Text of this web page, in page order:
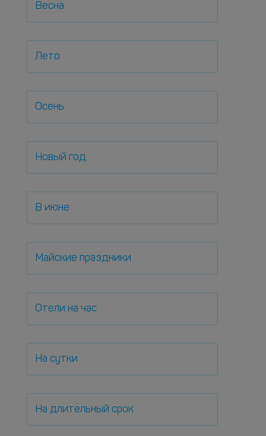
Весна
Лето
Осень
Новый год
В июне
Майские праздники
Отели на час
На сутки
На длительный срок